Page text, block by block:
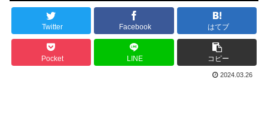
Twitter Facebook はてブ
Pocket LINE コピー
2024.03.26